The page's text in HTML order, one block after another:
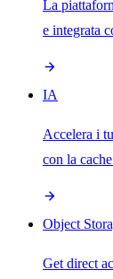
La
e integrata
IA
Accelera i
con la
Object
Get direct